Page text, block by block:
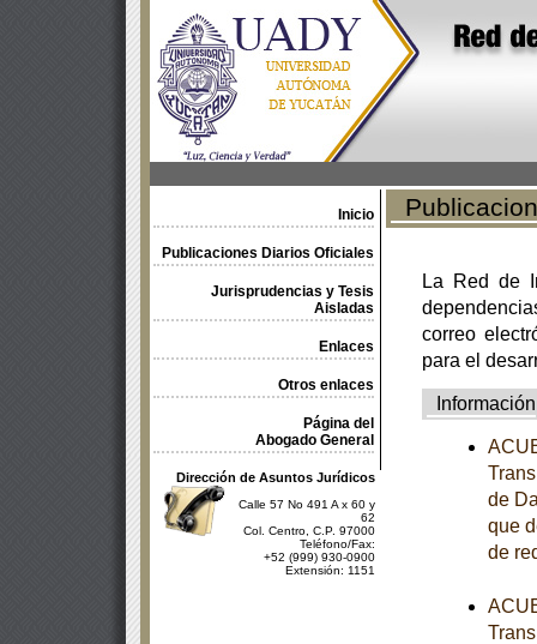
Inicio
Publicaciones Diarios Oficiales
Jurisprudencias y Tesis
Aisladas
Enlaces
Otros enlaces
Página del
Abogado General
Dirección de Asuntos Jurídicos
Calle 57 No 491 A x 60 y
62
Col. Centro, C.P. 97000
Teléfono/Fax:
+52 (999) 930-0900
Extensión: 1151
La Red de
correo
para el
Información
de
que
de